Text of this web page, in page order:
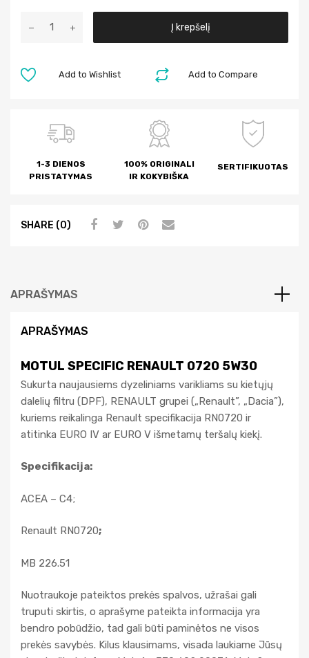
Į krepšelį
Add to Compare
Add to Wishlist
1-3 DIENOS
PRISTATYMAS
100% ORIGINALI
IR KOKYBIŠKA
SERTIFIKUOTAS
SHARE (0)
APRAŠYMAS
APRAŠYMAS
MOTUL SPECIFIC RENAULT 0720 5W30
Sukurta naujausiems dyzeliniams varikliams su kietųjų
dalelių filtru (DPF), RENAULT grupei („Renault”, „Dacia”),
kuriems reikalinga Renault specifikacija RN0720 ir
atitinka EURO IV ar EURO V išmetamų teršalų kiekį.
Specifikacija:
ACEA – C4;
Renault RN0720;
MB 226.51
Nuotraukoje pateiktos prekės spalvos, užrašai gali
truputi skirtis, o aprašyme pateikta informacija yra
bendro pobūdžio, tad gali būti paminėtos ne visos
prekės savybės. Kilus klausimams, visada laukiame Jūsų